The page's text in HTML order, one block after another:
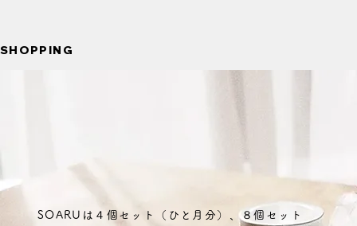
SHOPPING
SOARUは４個セット（ひと月分）、８個セット